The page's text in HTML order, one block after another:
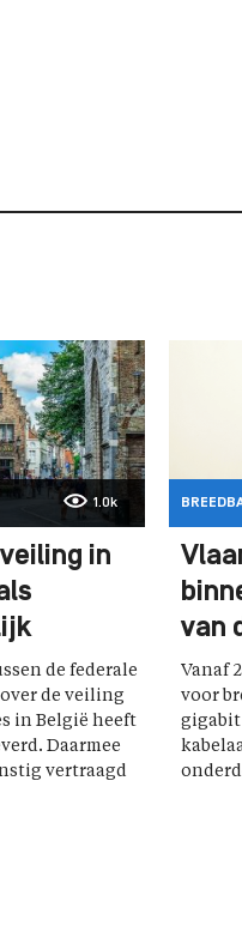
1.0k
in
de federale
de veiling
in België heeft
Daarmee
vertraagd
van
Vanaf
voor
gigabit